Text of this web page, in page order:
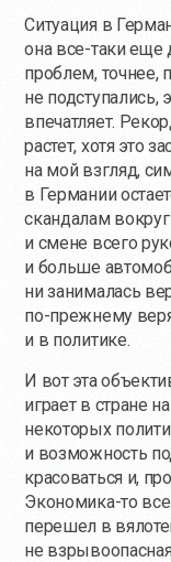
Ситуация в
она все-таки
проблем,
не подступались,
впечатляет.
растет, хотя это
на мой взгляд,
в Германии
скандалам
и смене всего
и больше
ни занималась
по-прежнему
и в политике.
И вот эта
играет в стране
некоторых
и возможность
красоваться и,
Экономика-товсе
перешел в
не